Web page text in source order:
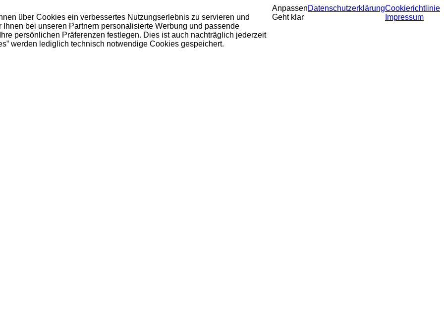
über Cookies ein verbessertes Nutzungserlebnis zu servieren und
bei unseren Partnern personalisierte Werbung und passende
persönlichen Präferenzen festlegen. Dies ist auch nachträglich jederzeit
werden lediglich technisch notwendige Cookies gespeichert.
Anpassen
Geht klar
DatenschutzerklärungCookierichtlinie
Impressum